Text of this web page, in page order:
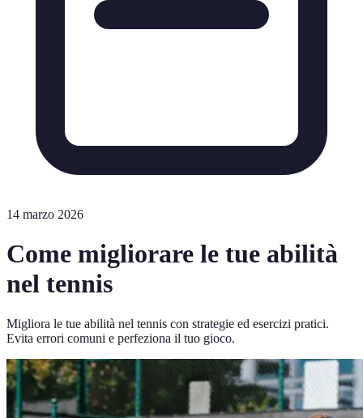
14 marzo 2026
Come migliorare le tue abilità
nel tennis
Migliora le tue abilità nel tennis con strategie ed esercizi pratici.
Evita errori comuni e perfeziona il tuo gioco.